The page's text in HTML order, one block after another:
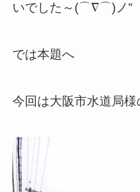
いでした～(⌒∇⌒)ノ”
では本題へ
今回は大阪市水道局様